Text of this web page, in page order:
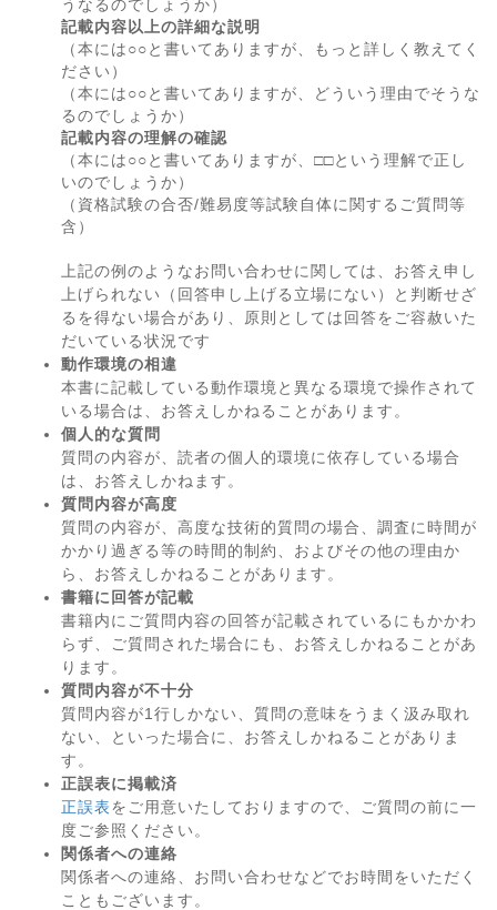
うなるのでしょうか）
記載内容以上の詳細な説明
（本には○○と書いてありますが、もっと詳しく教えてく
ださい）
（本には○○と書いてありますが、どういう理由でそうな
るのでしょうか）
記載内容の理解の確認
（本には○○と書いてありますが、□□という理解で正し
いのでしょうか）
（資格試験の合否/難易度等試験自体に関するご質問等
含）
上記の例のようなお問い合わせに関しては、お答え申し
上げられない（回答申し上げる立場にない）と判断せざ
るを得ない場合があり、原則としては回答をご容赦いた
だいている状況です
動作環境の相違
本書に記載している動作環境と異なる環境で操作されて
いる場合は、お答えしかねることがあります。
個人的な質問
質問の内容が、読者の個人的環境に依存している場合
は、お答えしかねます。
質問内容が高度
質問の内容が、高度な技術的質問の場合、調査に時間が
かかり過ぎる等の時間的制約、およびその他の理由か
ら、お答えしかねることがあります。
書籍に回答が記載
書籍内にご質問内容の回答が記載されているにもかかわ
らず、ご質問された場合にも、お答えしかねることがあ
ります。
質問内容が不十分
質問内容が1行しかない、質問の意味をうまく汲み取れ
ない、といった場合に、お答えしかねることがありま
す。
正誤表に掲載済
正誤表をご用意いたしておりますので、ご質問の前に一
度ご参照ください。
関係者への連絡
関係者への連絡、お問い合わせなどでお時間をいただく
こともございます。